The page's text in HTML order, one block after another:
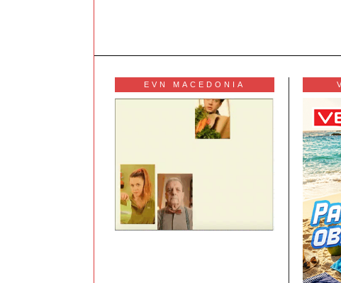
EVN MACEDONIA